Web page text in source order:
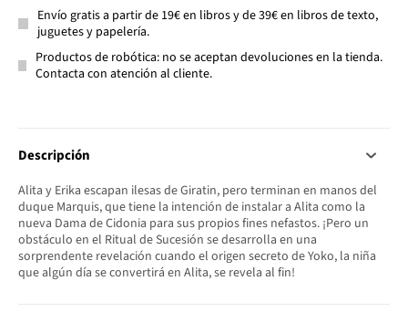
Envío gratis a partir de 19€ en libros y de 39€ en libros de texto,
juguetes y papelería.
Productos de robótica: no se aceptan devoluciones en la tienda.
Contacta con atención al cliente.
Descripción
Alita y Erika escapan ilesas de Giratin, pero terminan en manos del
duque Marquis, que tiene la intención de instalar a Alita como la
nueva Dama de Cidonia para sus propios fines nefastos. ¡Pero un
obstáculo en el Ritual de Sucesión se desarrolla en una
sorprendente revelación cuando el origen secreto de Yoko, la niña
que algún día se convertirá en Alita, se revela al fin!